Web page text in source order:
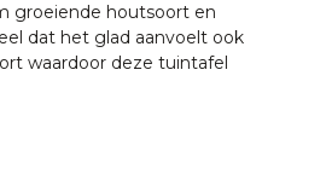
groeiende houtsoort en
dat het glad aanvoelt ook
waardoor deze tuintafel